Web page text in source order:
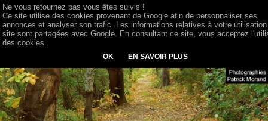
Ne vous retournez pas vous êtes suivis !
Ce site utilise des cookies provenant de Google afin de personnaliser ses
annonces et analyser son trafic. Les informations relatives à votre
site sont partagées avec Google. En consultant ce site, vous acceptez
des cookies.
OK EN SAVOIR PLUS